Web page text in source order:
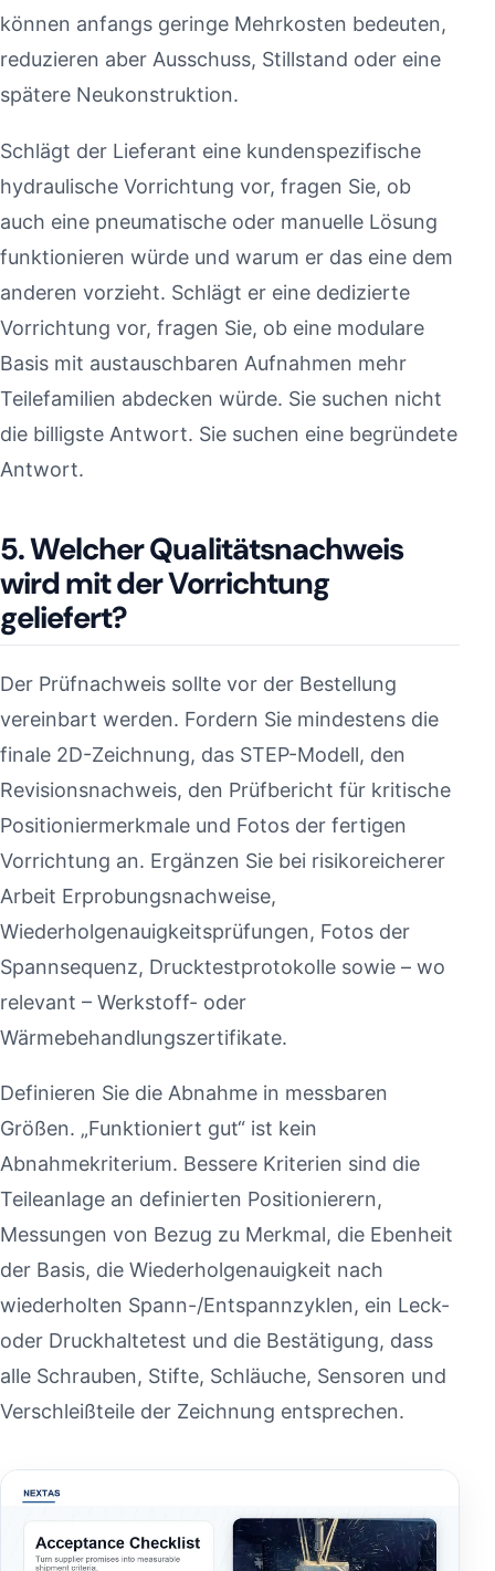
können anfangs geringe Mehrkosten bedeuten,
reduzieren aber Ausschuss, Stillstand oder eine
spätere Neukonstruktion.
Schlägt der Lieferant eine kundenspezifische
hydraulische Vorrichtung vor, fragen Sie, ob
auch eine pneumatische oder manuelle Lösung
funktionieren würde und warum er das eine dem
anderen vorzieht. Schlägt er eine dedizierte
Vorrichtung vor, fragen Sie, ob eine modulare
Basis mit austauschbaren Aufnahmen mehr
Teilefamilien abdecken würde. Sie suchen nicht
die billigste Antwort. Sie suchen eine begründete
Antwort.
5. Welcher Qualitätsnachweis
wird mit der Vorrichtung
geliefert?
Der Prüfnachweis sollte vor der Bestellung
vereinbart werden. Fordern Sie mindestens die
finale 2D-Zeichnung, das STEP-Modell, den
Revisionsnachweis, den Prüfbericht für kritische
Positioniermerkmale und Fotos der fertigen
Vorrichtung an. Ergänzen Sie bei risikoreicherer
Arbeit Erprobungsnachweise,
Wiederholgenauigkeitsprüfungen, Fotos der
Spannsequenz, Drucktestprotokolle sowie – wo
relevant – Werkstoff- oder
Wärmebehandlungszertifikate.
Definieren Sie die Abnahme in messbaren
Größen. „Funktioniert gut“ ist kein
Abnahmekriterium. Bessere Kriterien sind die
Teileanlage an definierten Positionierern,
Messungen von Bezug zu Merkmal, die Ebenheit
der Basis, die Wiederholgenauigkeit nach
wiederholten Spann-/Entspannzyklen, ein Leck-
oder Druckhaltetest und die Bestätigung, dass
alle Schrauben, Stifte, Schläuche, Sensoren und
Verschleißteile der Zeichnung entsprechen.